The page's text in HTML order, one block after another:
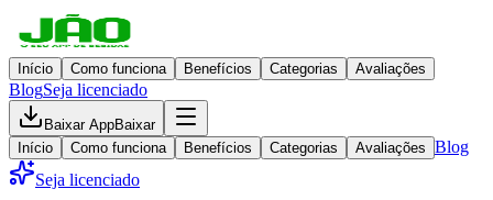
Início Como funciona Benefícios Categorias Avaliações
BlogSeja licenciado
Baixar AppBaixar
Início
Como funciona Benefícios Categorias Avaliações Blog
Seja licenciado